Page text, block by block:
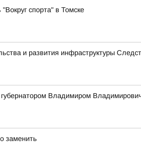
спорта" в Томске
и развития инфраструктуры
Владимиром
заменить